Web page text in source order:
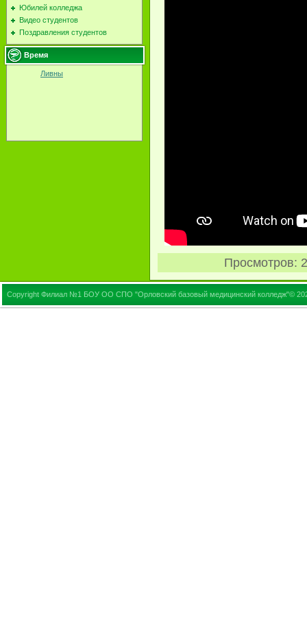
Юбилей колледжа
Видео студентов
Поздравления студентов
Время
Ливны
Просмотров:
Copyright Филиал №1 БОУ ОО СПО "Орловский базовый медицинский колледж"©